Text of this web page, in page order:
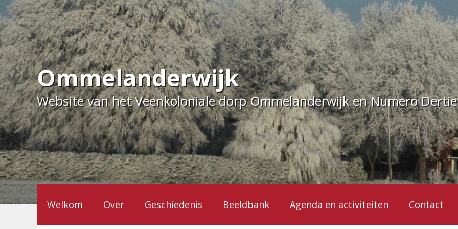
Ga
naar
de
inhoud
Ommelanderwijk
Website van het Veenkoloniale dorp Ommelanderwijk en Numero
Welkom Over Geschiedenis Beeldbank Agenda en activiteiten Contact